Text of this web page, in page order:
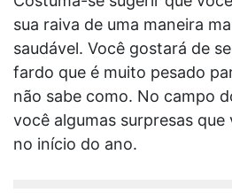
sua raiva de uma maneira
saudável. Você gostará de
fardo que é muito pesado
não sabe como. No campo
você algumas surpresas
no início do ano.